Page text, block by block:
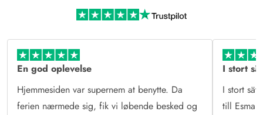
Læs mere om Esmark og vores historie
En god oplevelse
Hjemmesiden var supernem at benytte. Da
ferien nærmede sig, fik vi løbende besked og
I stort
I stort
till